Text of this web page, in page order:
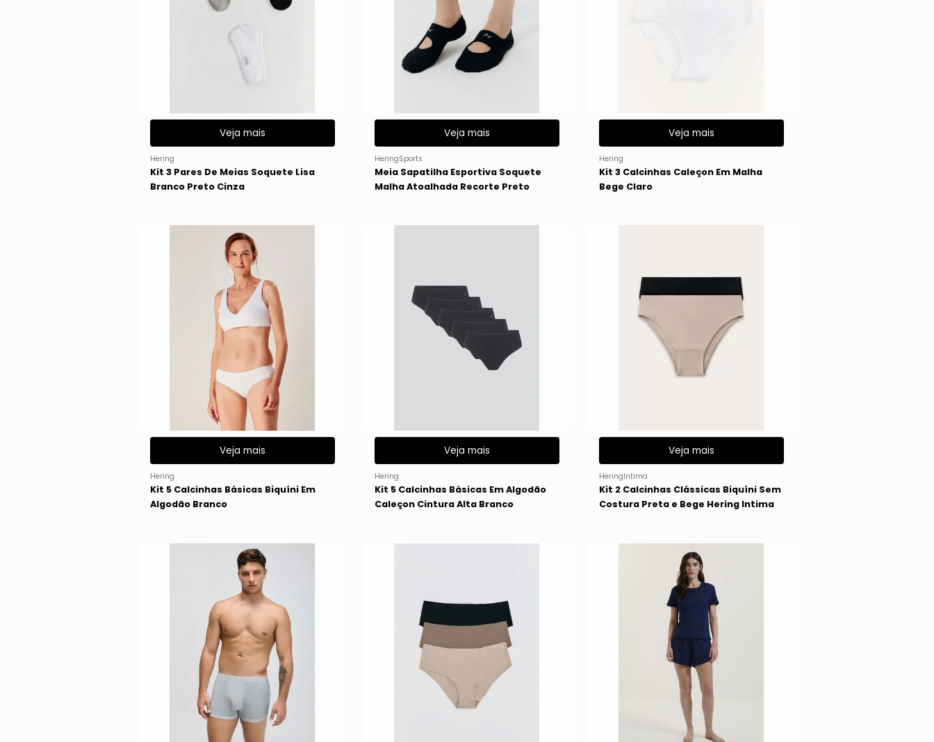
Veja mais
Hering
Kit 3 Pares De Meias Soquete Lisa
Branco Preto Cinza
Veja mais
HeringSports
Meia Sapatilha Esportiva Soquete
Malha Atoalhada Recorte Preto
Veja mais
Hering
Kit 3 Calcinhas Caleçon Em Malha
Bege Claro
Veja mais
Hering
Kit 5 Calcinhas Básicas Biquíni Em
Algodão Branco
Veja mais
Hering
Kit 5 Calcinhas Básicas Em Algodão
Caleçon Cintura Alta Branco
Veja mais
HeringIntima
Kit 2 Calcinhas Clássicas Biquíni Sem
Costura Preta e Bege Hering Intima